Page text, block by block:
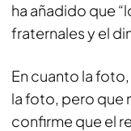
ha añadido que
fraternales y el
En cuanto la
la foto, pero que
confirme que el